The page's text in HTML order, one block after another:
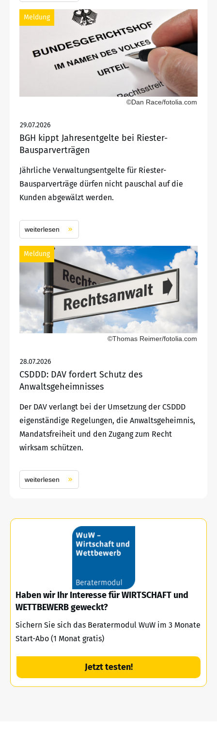
Meldung
©Dan Race/fotolia.com
29.07.2026
BGH kippt Jahresentgelte bei Riester-
Bausparverträgen
Jährliche Verwaltungsentgelte für Riester-
Bausparverträge dürfen nicht pauschal auf die
Kunden abgewälzt werden.
weiterlesen
Meldung
©Thomas Reimer/fotolia.com
28.07.2026
CSDDD: DAV fordert Schutz des
Anwaltsgeheimnisses
Der DAV verlangt bei der Umsetzung der CSDDD
eigenständige Regelungen, die Anwaltsgeheimnis,
Mandatsfreiheit und den Zugang zum Recht
wirksam schützen.
weiterlesen
Haben wir Ihr Interesse für WIRTSCHAFT und
WETTBEWERB geweckt?
Sichern Sie sich das Beratermodul WuW im 3 Monate
Start-Abo (1 Monat gratis)
Jetzt testen!